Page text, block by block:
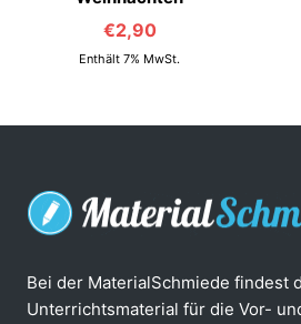
€2,90
Enthält 7% MwSt.
Bei der MaterialSchmiede findest
Unterrichtsmaterial für die Vor-